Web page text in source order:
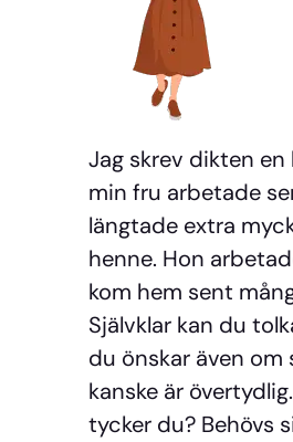
Jag skrev dikten en
min fru arbetade
längtade extra
henne. Hon
kom hem sent
Självklar kan du
du önskar även om
kanske är
tycker du? Behövs